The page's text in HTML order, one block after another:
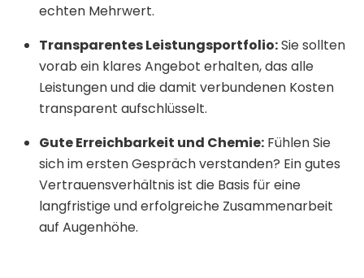
echten Mehrwert.
Transparentes Leistungsportfolio:Sie sollten
vorab ein klares Angebot erhalten, das alle
Leistungen und die damit verbundenen Kosten
transparent aufschlüsselt.
Gute Erreichbarkeit und Chemie: Fühlen Sie
sich im ersten Gespräch verstanden? Ein gutes
Vertrauensverhältnis ist die Basis für eine
langfristige und erfolgreiche Zusammenarbeit
auf Augenhöhe.